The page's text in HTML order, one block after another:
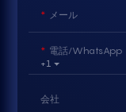
メール
+1
電話/WhatsApp
会社